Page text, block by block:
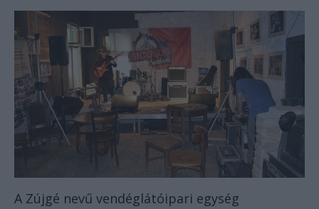
A Zújgé nevű vendéglátóipari egység